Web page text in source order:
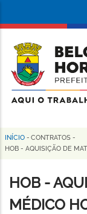
conteúdo
principal
da
Prefeitura
de
Horizonte
Trilha
navegação
INÍCIO - CONTRATOS -
HOB - AQUISIÇÃO DE
HOB -
MÉDICO